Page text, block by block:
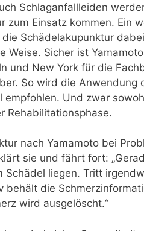
Schlaganfallleiden
zum Einsatz kommen. Ein
Schädelakupunktur
Sicher ist
und New York für die
So wird die Anwendung
Und zwar
Rehabilitationsphase.
nach Yamamoto bei
sie und fährt fort:
liegen. Tritt
die
wird ausgelöscht.“